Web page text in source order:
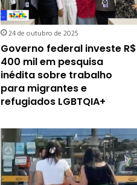
24 de outubro de 2025
Governo federal investe R$
400 mil em pesquisa
inédita sobre trabalho
para migrantes e
refugiados LGBTQIA+